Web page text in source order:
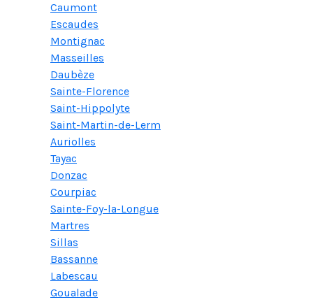
Caumont
Escaudes
Montignac
Masseilles
Daubèze
Sainte-Florence
Saint-Hippolyte
Saint-Martin-de-Lerm
Auriolles
Tayac
Donzac
Courpiac
Sainte-Foy-la-Longue
Martres
Sillas
Bassanne
Labescau
Goualade